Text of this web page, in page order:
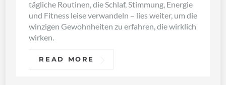
tägliche Routinen, die Schlaf, Stimmung, Energie
und Fitness leise verwandeln – lies weiter, um die
winzigen Gewohnheiten zu erfahren, die wirklich
wirken.
READ MORE